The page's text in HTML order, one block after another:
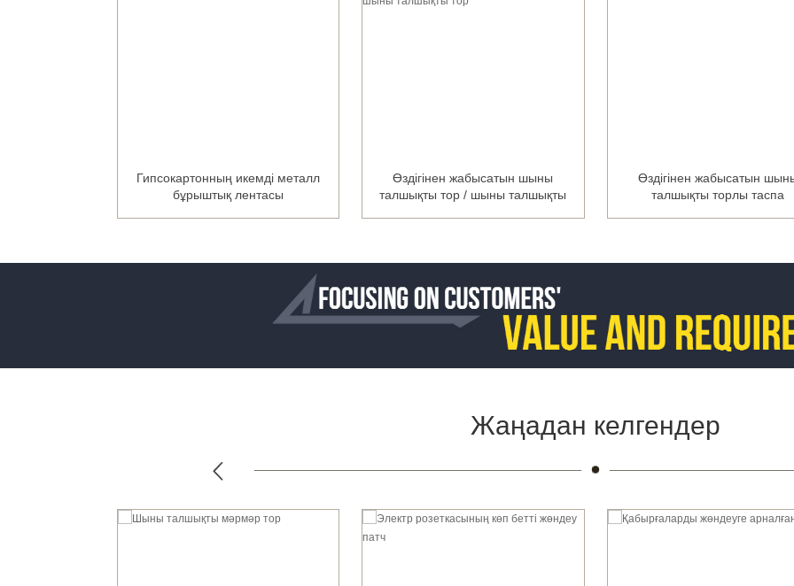
Гипсокартонның икемді металл
бұрыштық лентасы
Өздігінен жабысатын шыны
талшықты тор / шыны талшықты
Өздігінен жабысатын
талшықты торлы таспа
Жаңадан келгендер